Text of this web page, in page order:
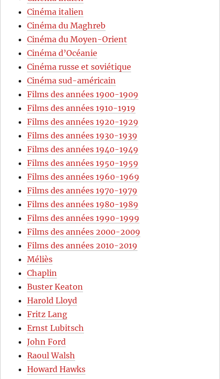
Cinéma italien
Cinéma du Maghreb
Cinéma du Moyen-Orient
Cinéma d’Océanie
Cinéma russe et soviétique
Cinéma sud-américain
Films des années 1900-1909
Films des années 1910-1919
Films des années 1920-1929
Films des années 1930-1939
Films des années 1940-1949
Films des années 1950-1959
Films des années 1960-1969
Films des années 1970-1979
Films des années 1980-1989
Films des années 1990-1999
Films des années 2000-2009
Films des années 2010-2019
Méliès
Chaplin
Buster Keaton
Harold Lloyd
Fritz Lang
Ernst Lubitsch
John Ford
Raoul Walsh
Howard Hawks